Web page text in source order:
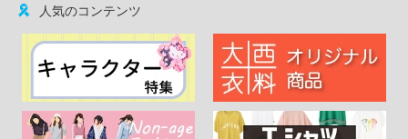
人気のコンテンツ